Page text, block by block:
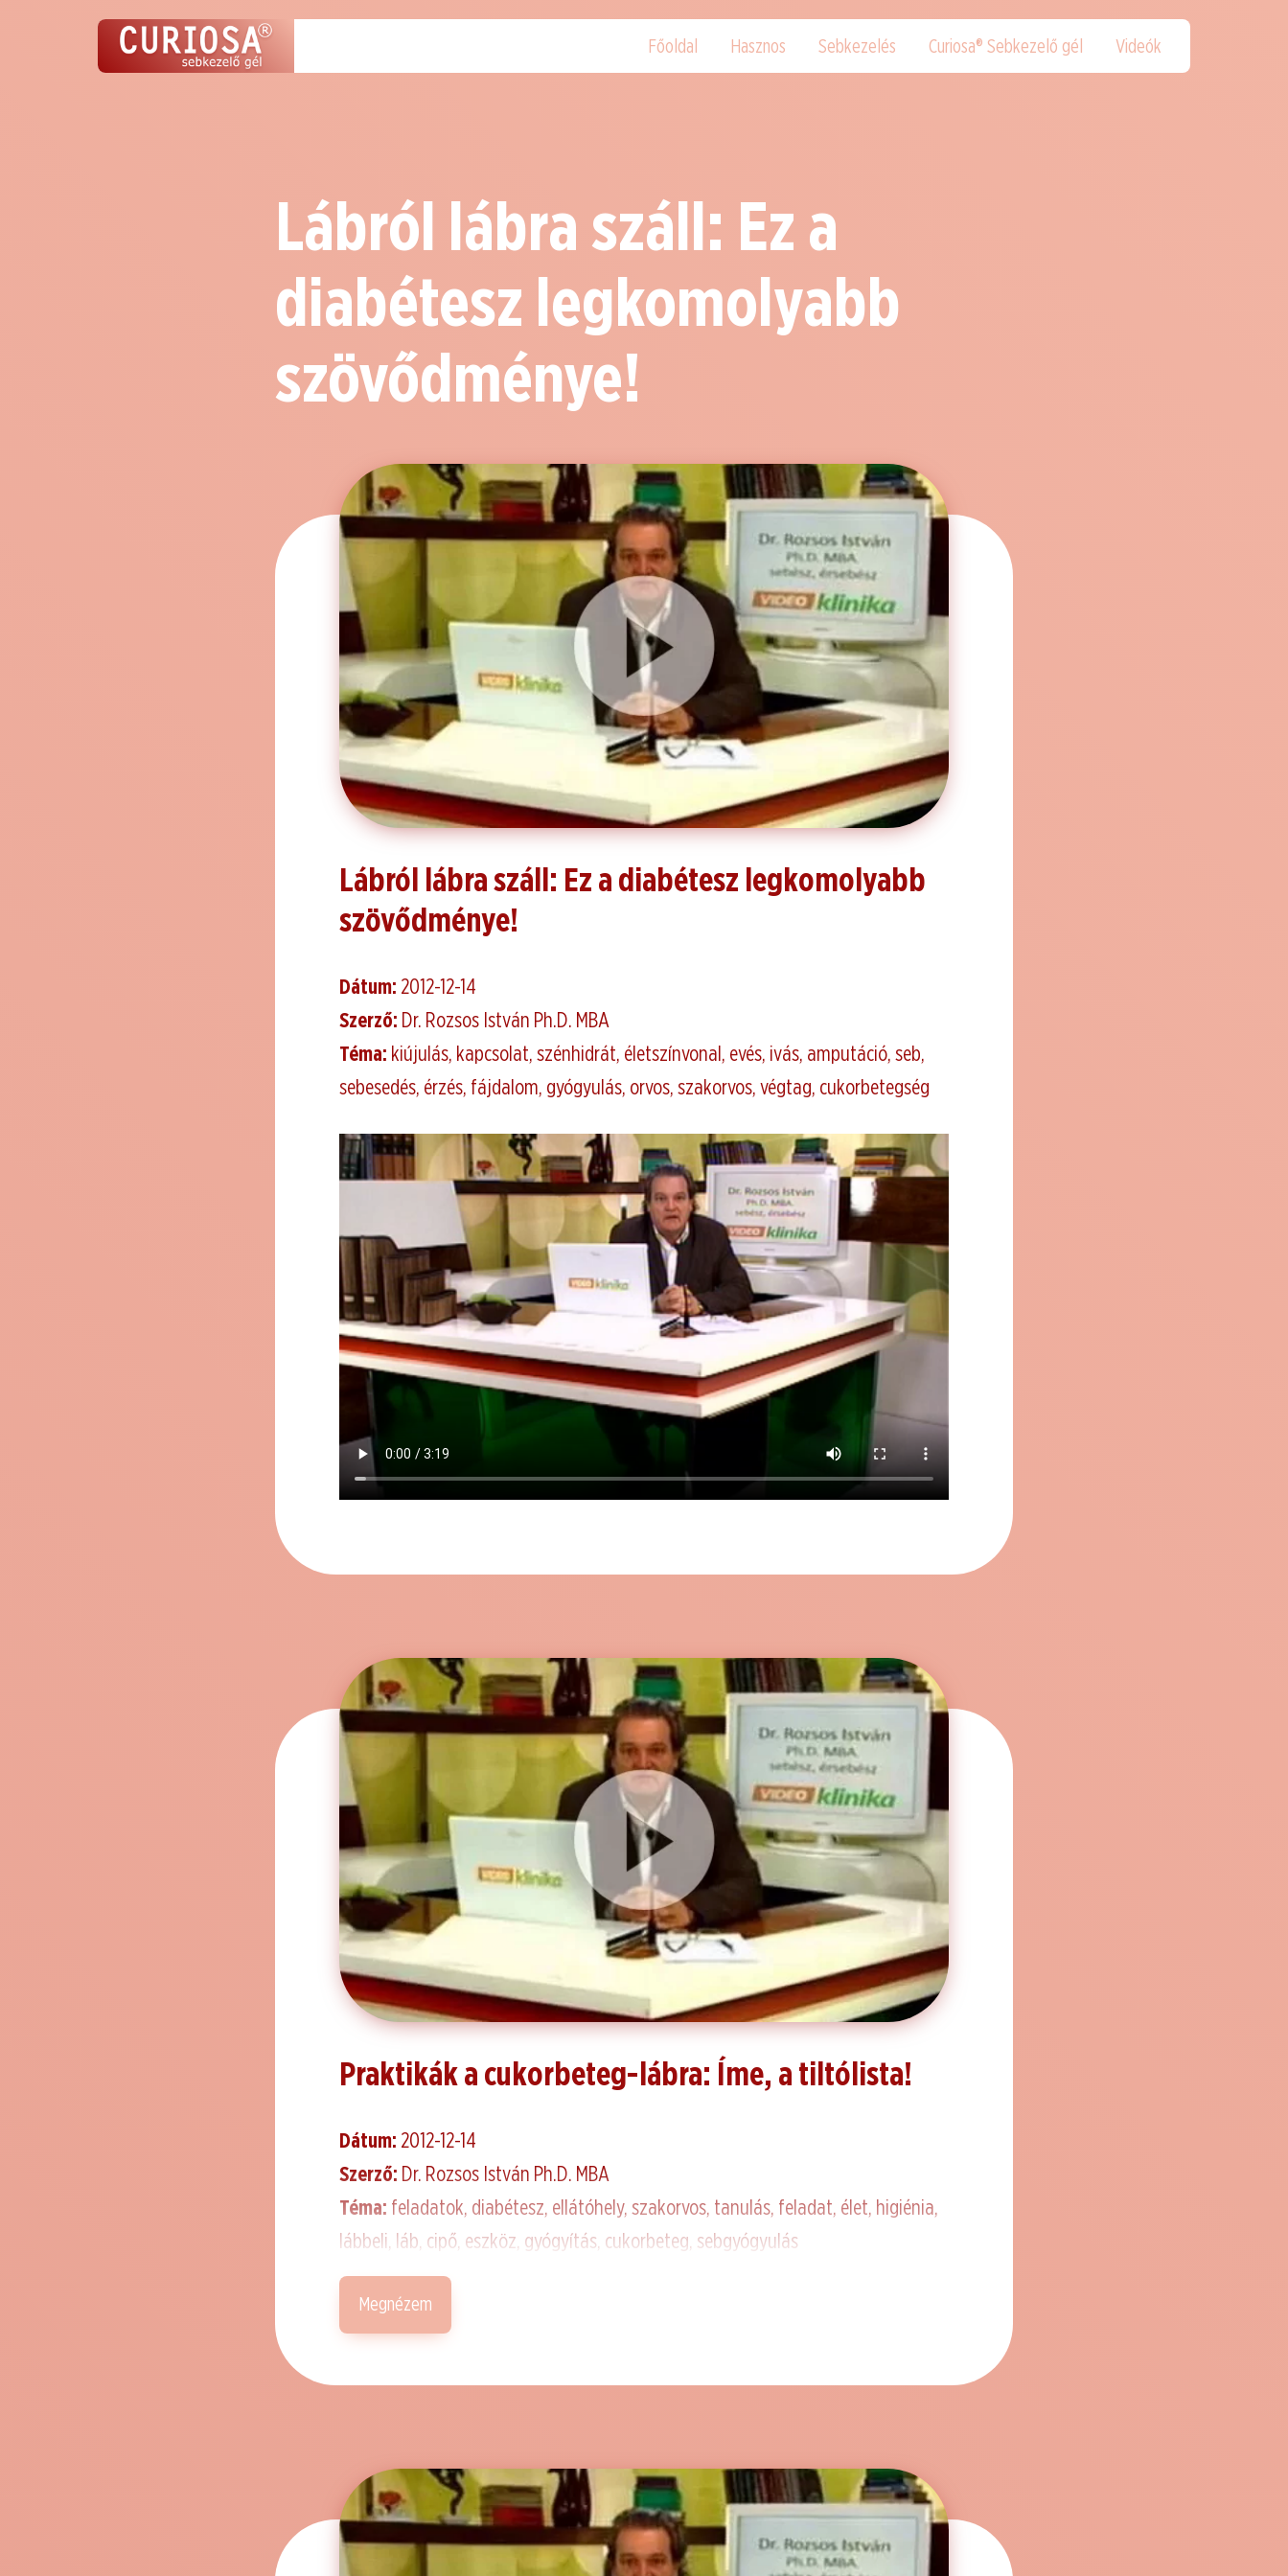
Főoldal Hasznos Sebkezelés Curiosa® Sebkezelő gél Videók
Lábról lábra száll: Ez a
diabétesz legkomolyabb
szövődménye!
Lábról lábra száll: Ez a diabétesz legkomolyabb
szövődménye!
Dátum: 2012-12-14
Szerző: Dr. Rozsos István Ph.D. MBA
Téma: kiújulás, kapcsolat, szénhidrát, életszínvonal, evés, ivás, amputáció, seb,
sebesedés, érzés, fájdalom, gyógyulás, orvos, szakorvos, végtag, cukorbetegség
Praktikák a cukorbeteg-lábra: Íme, a tiltólista!
Dátum: 2012-12-14
Szerző: Dr. Rozsos István Ph.D. MBA
Téma: feladatok, diabétesz, ellátóhely, szakorvos, tanulás, feladat, élet, higiénia,
lábbeli, láb, cipő, eszköz, gyógyítás, cukorbeteg, sebgyógyulás
Megnézem